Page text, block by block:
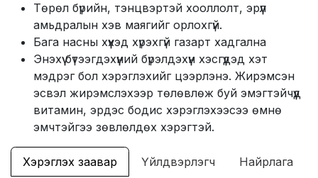
Төрөл бүрийн, тэнцвэртэй хооллолт, эрүүл
амьдралын хэв маягийг орлохгүй.
Бага насны хүүхэд хүрэхгүй газарт хадгална
Энэхүү бүтээгдэхүүний бүрэлдэхүүн хэсгүүдэд хэт
мэдрэг бол хэрэглэхийг цээрлэнэ. Жирэмсэн
эсвэл жирэмслэхээр төлөвлөж буй эмэгтэйчүүд
витамин, эрдэс бодис хэрэглэхээсээ өмнө
эмчтэйгээ зөвлөлдөх хэрэгтэй.
Хэрэглэх заавар Үйлдвэрлэгч Найрлага